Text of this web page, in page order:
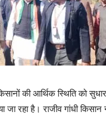
की आर्थिक स्थिति को
जा रहा है। राजीव गांधी